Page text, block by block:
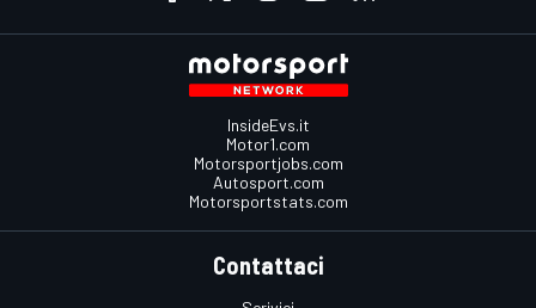
InsideEvs.it
Motor1.com
Motorsportjobs.com
Autosport.com
Motorsportstats.com
Contattaci